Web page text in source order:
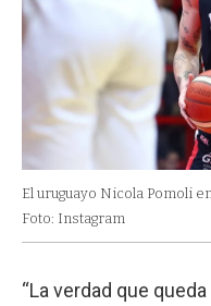
El uruguayo Nicola Pomoli
Foto: Instagram
“La verdad que